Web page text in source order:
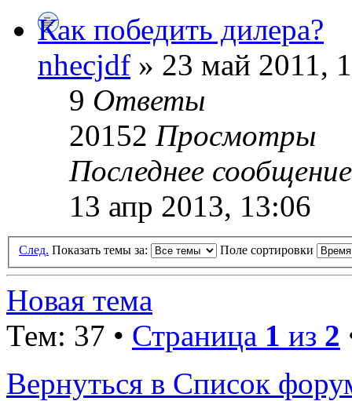
Как победить дилера?
nhecjdf » 23 май 2011,
9 Ответы
20152 Просмотры
Последнее
13 апр 2013, 13:06
След. Показать темы за: Поле сортировки
Новая тема
Тем: 37 • Страница 1 из 2
Вернуться в Список